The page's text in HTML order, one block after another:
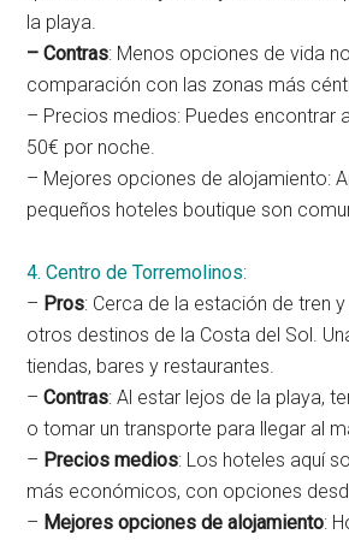
la playa.
– Contras: Menos opciones de vida
comparación con las zonas más
– Precios medios: Puedes encontrar
50€ por noche.
– Mejores opciones de alojamiento:
pequeños hoteles boutique son
4. Centro de Torremolinos:
– Pros: Cerca de la estación de tren
otros destinos de la Costa del Sol.
tiendas, bares y restaurantes.
–Contras: Al estar lejos de la playa,
o tomar un transporte para llegar al
– Precios medios: Los hoteles aquí
más económicos, con opciones
– Mejores opciones de alojamiento: